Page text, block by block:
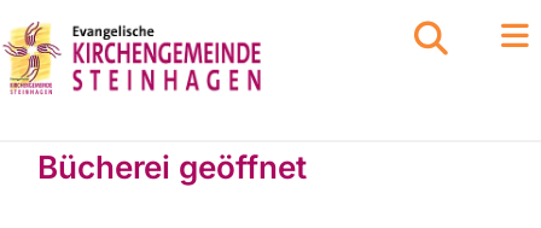
Bücherei geöffnet